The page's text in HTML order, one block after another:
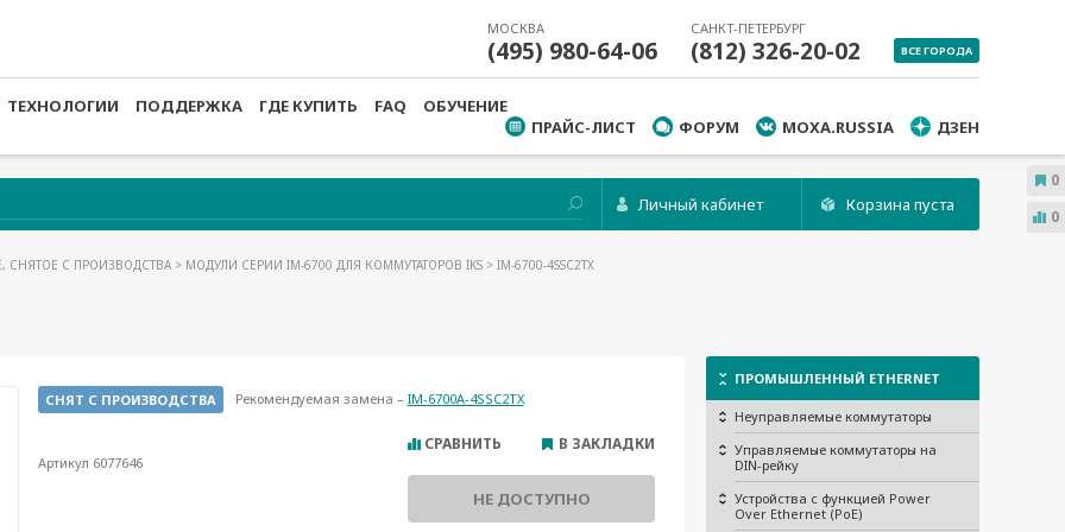
МОСКВА
(495) 980-64-06
САНКТ-ПЕТЕРБУРГ
(812) 326-20-02 ВСЕ ГОРОДА
ТЕХНОЛОГИИ ПОДДЕРЖКА ГДЕ КУПИТЬ FAQ
ОБУЧЕНИЕ
ПРАЙС-ЛИСТ
ФОРУМ MOXA.RUSSIA ДЗЕН
Личный кабинет Корзина пуста
СНЯТОЕ С ПРОИЗВОДСТВА > МОДУЛИ СЕРИИ IM-6700 ДЛЯ КОММУТАТОРОВ IKS > IM-6700-4SSC2TX
ПРОМЫШЛЕННЫЙ ETHERNET
Неуправляемые коммутаторы
Управляемые коммутаторы на
DIN-рейку
Устройства с функцией Power
Over Ethernet (PoE)
СНЯТ С ПРОИЗВОДСТВА Рекомендуемая замена – IM-6700A-4SSC2TX
Артикул 6077646
СРАВНИТЬ В ЗАКЛАДКИ
НЕ ДОСТУПНО
0
0